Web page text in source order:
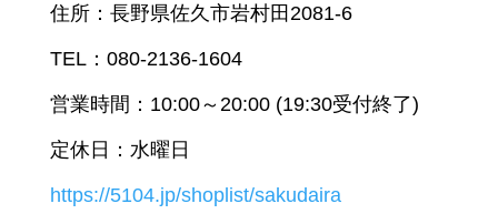
住所：長野県佐久市岩村田2081-6
TEL：080-2136-1604
営業時間：10:00～20:00 (19:30受付終了)
定休日：水曜日
https://5104.jp/shoplist/sakudaira